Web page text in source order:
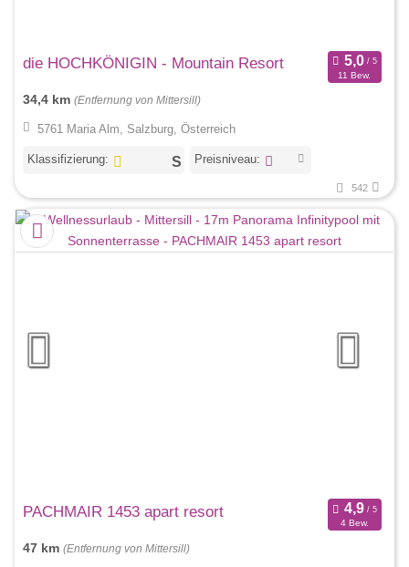
die HOCHKÖNIGIN - Mountain Resort
11 Bew.
34,4 km (Entfernung von Mittersill)
5761 Maria Alm, Salzburg, Österreich
Klassifizierung: Preisniveau:
542
PACHMAIR 1453 apart resort
4 Bew.
47 km (Entfernung von Mittersill)